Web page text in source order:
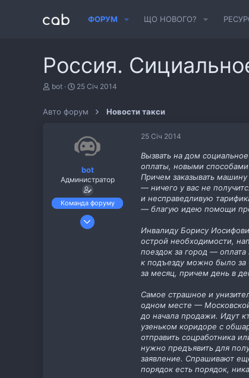
ФОРУМ ЩО НОВОГО?
Россия.
А
о
bot
Д
а
в
о
н
я
25 Січ 2014
Авто форум Новости такси
bot
Администратор
Команда форуму
6 Лис 2013
25 Січ 2014
Вызвать на дом
оплаты, новыми способами
Причем заказывать
— ничего у вас не
и несправедливую
— благую идею помощи
Инвалиду Борису
острой необходимости,
поездок за город —
к подъезду можно было за
за месяц, причем день в
Самое страшное и
одном месте — Московской
до начала продажи. Идут
узеньком коридоре с
отправить соцработника
нужно предъявить для
заявление. Спрашивают
порядок есть порядок,